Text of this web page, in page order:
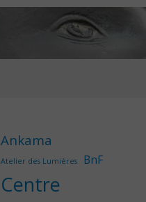
Ankama
Atelier des Lumières BnF
Centre